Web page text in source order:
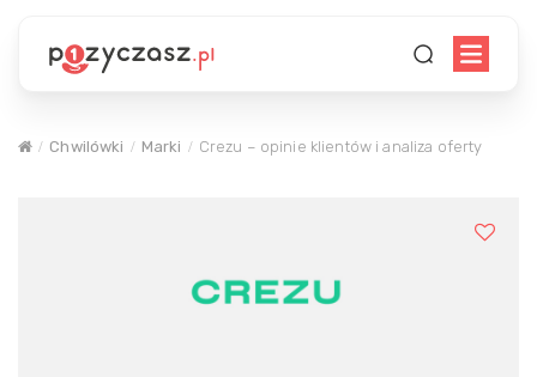
Chwilówki Marki Crezu – opinie klientów i analiza oferty